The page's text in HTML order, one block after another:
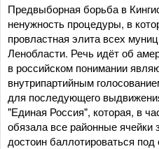
Предвыборная борьба в
ненужность процедуры, в
провластная элита всех
Ленобласти. Речь идёт об
в российском понимании
внутрипартийным
для последующего
"Единая Россия", которая, в
обязала все районные ячейки
достоин баллотироваться